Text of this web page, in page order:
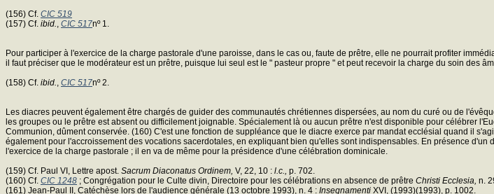
(156) Cf. CIC 519
(157) Cf. ibid. CIC 517nº 1.
Pour participer à l'exercice de la charge pastorale d'une paroisse, dans le cas ou, faute de prêtre, elle ne pourrait profiter
il faut préciser que le modérateur est un prêtre, puisque lui seul est le " pasteur propre " et peut recevoir la charge du soin des
(158) Cf. ibid. CIC 517nº 2.
Les diacres peuvent également être chargés de guider des communautés chrétiennes dispersées, au nom du curé ou de
les groupes ou le prêtre est absent ou difficilement joignable. Spécialement là ou aucun prêtre n'est disponible pour célébrer
Communion, dûment conservée. (160) C'est une fonction de suppléance que le diacre exerce par mandat ecclésial quand il
également pour l'accroissement des vocations sacerdotales, en expliquant bien qu'elles sont indispensables. En présence
l'exercice de la charge pastorale ; il en va de même pour la présidence d'une célébration dominicale.
(159) Cf. Paul VI, Lettre apost. Sacrum Diaconatus Ordinem, V, 22, 10 : l.c.,
p. 702.
(160) Cf. CIC 1248 ; Congrégation pour le Culte divin, Directoire pour les célébrations en absence de prêtre Christi Ecclesia, n.
(161) Jean-Paul II, Catéchèse lors de l'audience générale (13 octobre 1993), n. 4 : Insegnamenti XVI, (1993)(1993), p. 1002.